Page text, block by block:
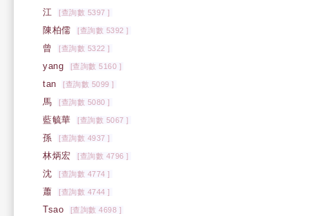
江 [查詢數 5397 ]
陳柏儒 [查詢數 5392 ]
曾 [查詢數 5322 ]
yang [查詢數 5160 ]
tan [查詢數 5099 ]
馬 [查詢數 5080 ]
藍毓華 [查詢數 5067 ]
孫 [查詢數 4937 ]
林炳宏 [查詢數 4796 ]
沈 [查詢數 4774 ]
蕭 [查詢數 4744 ]
Tsao [查詢數 4698 ]